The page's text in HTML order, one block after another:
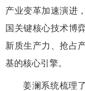
产业变革加速演进
国关键核心技术博
新质生产力、抢占
基的核心引擎。
姜澜系统梳理